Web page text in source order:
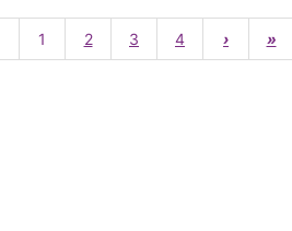
1 2 3 4 › »